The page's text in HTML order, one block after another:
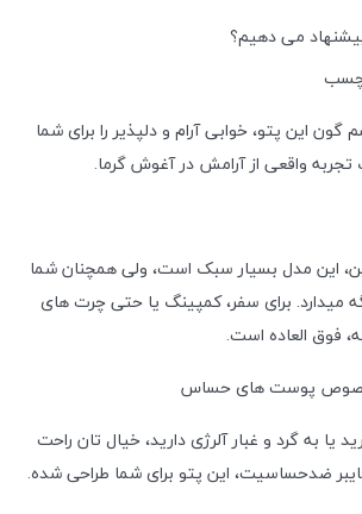
پیشنهاد می دهیم؟
چسب
این پتو، خوابی آرام و دلپذیر را برای شما
تجربه واقعی از آرامش در آغوش گرما.
این مدل بسیار سبک است، ولی همچنان شما
میدارد. برای سفر، کمپینگ یا حتی چرت های
فوق العاده است.
پوست های حساس
به گرد و غبار آلرژی دارید، خیال تان راحت
ضد‌حساسیت، این پتو برای شما طراحی شده.